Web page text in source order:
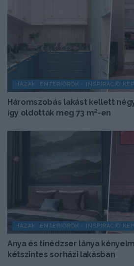
HÁZAK, ENTERIŐRÖK - INSPIRÁCIÓ
Háromszobás lakást kellett
így oldották meg 73 m²-en
HÁZAK, ENTERIŐRÖK - INSPIRÁCIÓ
Anya és tinédzser lánya
kétszintes sorházi lakásban